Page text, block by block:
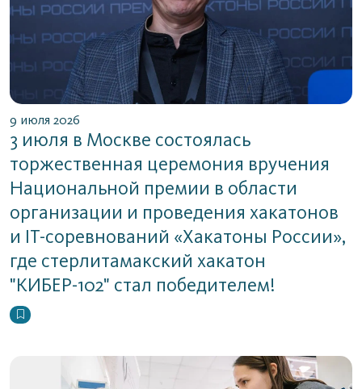
9 июля 2026
3 июля в Москве состоялась
торжественная церемония вручения
Национальной премии в области
организации и проведения хакатонов
и IT-соревнований «Хакатоны России»,
где стерлитамакский хакатон
"КИБЕР-102" стал победителем!